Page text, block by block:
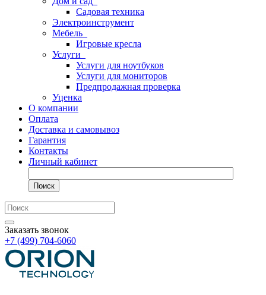
Садовая техника
Электроинструмент
Мебель
Игровые кресла
Услуги
Услуги для ноутбуков
Услуги для мониторов
Предпродажная проверка
Уценка
О компании
Оплата
Доставка и самовывоз
Гарантия
Контакты
Личный кабинет
Поиск
Заказать звонок
+7 (499) 704-6060